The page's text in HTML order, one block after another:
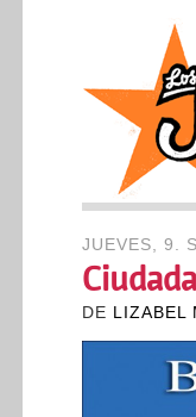
JUEVES, 9.
DE LIZABEL